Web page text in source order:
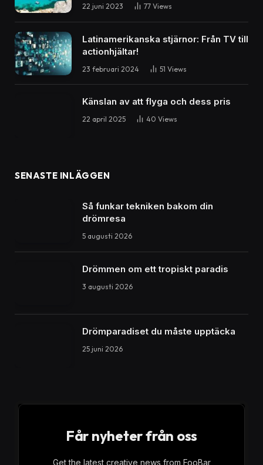
22 juni 2023 77 Views
Latinamerikanska stjärnor: Från TV till
actionhjältar!
23 februari 2024 51 Views
Känslan av att flyga och dess pris
22 april 2025 40 Views
SENASTE INLÄGGEN
Så funkar tekniken bakom din
drömresa
5 augusti 2026
Drömmen om ett tropiskt paradis
3 augusti 2026
Drömparadiset du måste upptäcka
25 juni 2026
Får nyheter från oss
Get the latest creative news from FooBar